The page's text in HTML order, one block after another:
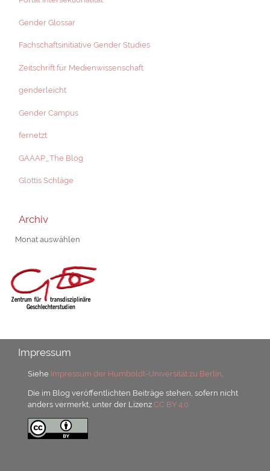
Gender Glossar
Fachschaftsinitiative Gender Studies
Zeitschrift für Medienwissenschaft
genderleicht
Gender Campus
fernetzt
GAAAP_The Blog
Glottis Schläge
Archiv
Archiv
Impressum
Siehe Impressum der Humboldt-Universität zu Berlin
Die im Blog veröffentlichten Beiträge stehen, sofern nicht
anders vermerkt, unter der LizenzCC BY 4.0.